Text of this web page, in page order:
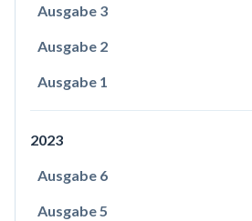
Ausgabe 3
Ausgabe 2
Ausgabe 1
2023
Ausgabe 6
Ausgabe 5